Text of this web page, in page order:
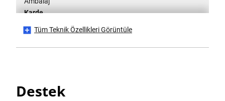
Karde
232
Tüm Teknik Özellikleri Görüntüle
Destek